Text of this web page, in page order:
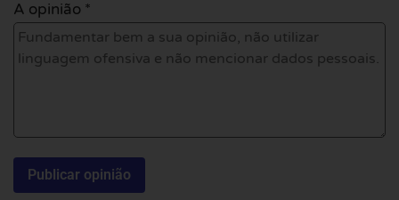
A opinião *